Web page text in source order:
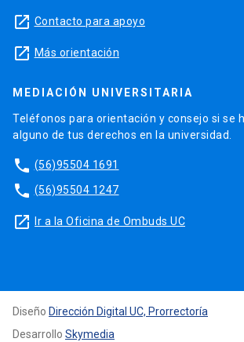
launch Contacto para apoyo
launch Más orientación
MEDIACIÓN UNIVERSITARIA
Teléfonos para orientación y consejo si se
alguno de tus derechos en la universidad.
phone (56)95504 1691
phone (56)95504 1247
launch Ir a la Oficina de Ombuds UC
Diseño Dirección Digital UC, Prorrectoría
Desarrollo Skymedia